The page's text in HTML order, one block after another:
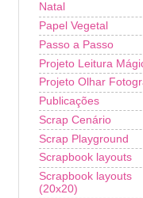
Natal
Papel Vegetal
Passo a Passo
Projeto Leitura
Projeto Olhar
Publicações
Scrap Cenário
Scrap Playground
Scrapbook layouts
Scrapbook layouts
(20x20)